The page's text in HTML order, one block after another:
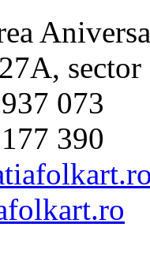
sector
073
390